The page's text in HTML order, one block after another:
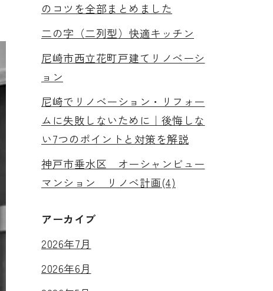
のコツを全部まとめました
二の字（二列型）快適キッチン
尼崎市西立花町戸建てリノベーシ
ョン
尼崎でリノベーション・リフォー
ムに失敗しないために｜後悔しな
い7つのポイントと対策を解説
神戸市垂水区 オーシャンビュー
マンション リノベ計画(4)
アーカイブ
2026年7月
2026年6月